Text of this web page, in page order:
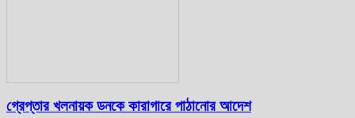
গ্রেপ্তার খলনায়ক ডনকে কারাগারে পাঠানোর আদেশ